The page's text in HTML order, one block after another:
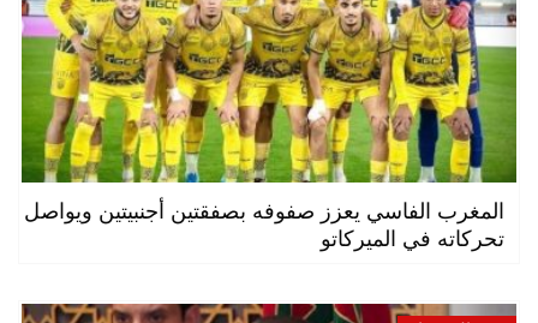
المغرب الفاسي يعزز صفوفه بصفقتين أجنبيتين ويواصل
تحركاته في الميركاتو